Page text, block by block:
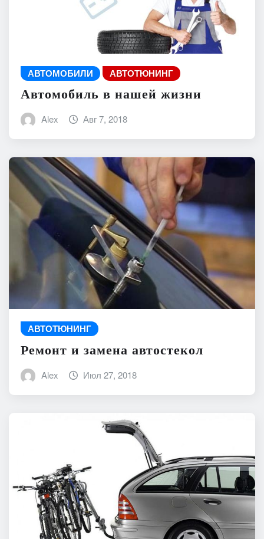
АВТОМОБИЛИ АВТОТЮНИНГ
Автомобиль в нашей жизни
Alex Авг 7, 2018
АВТОТЮНИНГ
Ремонт и замена автостекол
Alex Июл 27, 2018